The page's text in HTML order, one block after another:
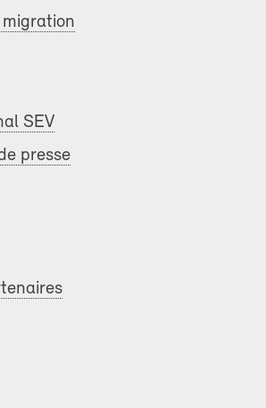
migration
SEV
presse